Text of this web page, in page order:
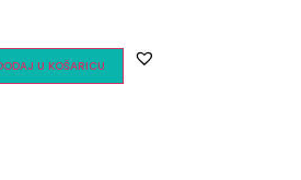
U KOŠARICU